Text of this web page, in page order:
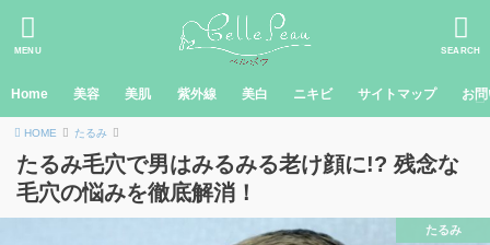
MENU SEARCH
Home 美容 美肌 紫外線 美白 ニキビ サイトマップ お
HOME たるみ
たるみ毛穴で男はみるみる老け顔に!? 残念な
毛穴の悩みを徹底解消！
たるみ